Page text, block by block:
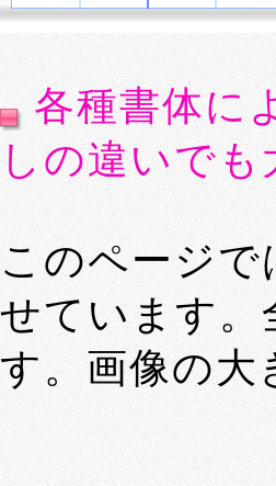
各種書体に
しの違いで
このページ
せています。
す。画像の大